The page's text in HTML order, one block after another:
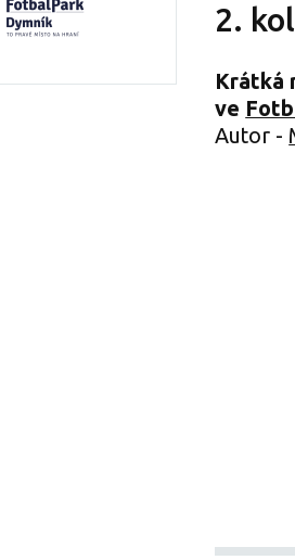
2.
Krátká
ve
Autor -